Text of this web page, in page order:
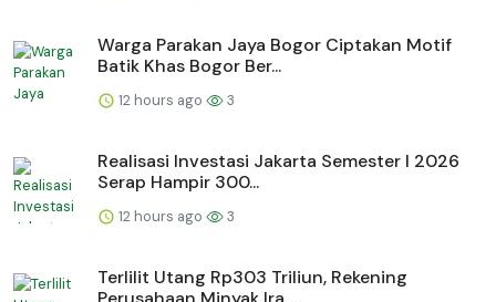
Warga Parakan Jaya Bogor Ciptakan Motif
Batik Khas Bogor Ber...
12 hours ago 3
Realisasi Investasi Jakarta Semester I 2026
Serap Hampir 300...
12 hours ago 3
Terlilit Utang Rp303 Triliun, Rekening